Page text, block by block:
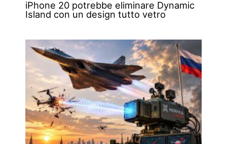
iPhone 20 potrebbe eliminare Dynamic
Island con un design tutto vetro